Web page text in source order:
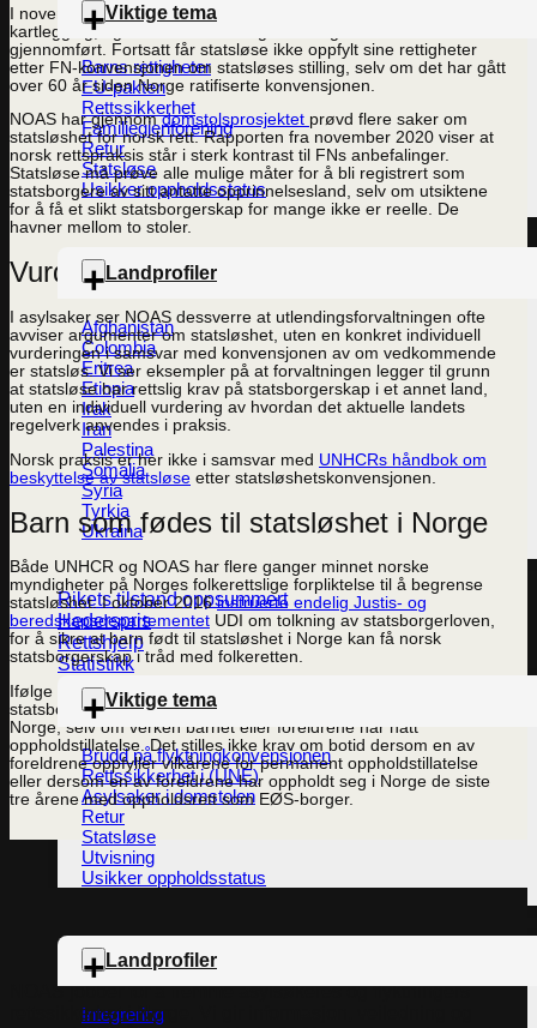
Viktige tema
Barns rettigheter
EU-pakten
Rettssikkerhet
Familiegjenforening
Retur
Statsløse
Usikker oppholdsstatus
Landprofiler
Afghanistan
Colombia
Eritrea
Etiopia
Irak
Iran
Palestina
Somalia
Syria
Tyrkia
Ukraina
Rikets tilstand oppsummert
Hederspris
Rettshjelp
Statistikk
Viktige tema
Brudd på flyktningkonvensjonen
Rettssikkerhet i (UNE)
Asylsaker i domstolen
Retur
Statsløse
Utvisning
Usikker oppholdsstatus
Landprofiler
Integrering
I november 2020 utga NOAS en
kartlegging, og viser at nødvendige endringer ikke er
gjennomført. Fortsatt får statsløse ikke oppfylt sine rettigheter
etter FN-konvensjonen om statsløses stilling, selv om det har gått
over 60 år siden Norge ratifiserte konvensjonen.
NOAS har gjennomdomstolsprosjektet prøvd flere saker om
statsløshet for norsk rett. Rapporten fra november 2020 viser at
norsk rettspraksis står i sterk kontrast til FNs anbefalinger.
Statsløse må prøve alle mulige måter for å bli registrert som
statsborgere av sitt antatte opprinnelsesland, selv om utsiktene
for å få et slikt statsborgerskap for mange ikke er reelle. De
havner mellom to stoler.
Vurderer ikke konvensjonen
I asylsaker ser NOAS dessverre at utlendingsforvaltningen ofte
avviser argumenter om statsløshet, uten en konkret individuell
vurderingen i samsvar med konvensjonen av om vedkommende
er statsløs. Vi ser eksempler på at forvaltningen legger til grunn
at statsløse har rettslig krav på statsborgerskap i et annet land,
uten en individuell vurdering av hvordan det aktuelle landets
regelverk anvendes i praksis.
Norsk praksis er her ikke i samsvar med UNHCRs håndbok om
beskyttelse av statsløse etter statsløshetskonvensjonen.
Barn som fødes til statsløshet i Norge
Både UNHCR og NOAS har flere ganger minnet norske
myndigheter på Norges folkerettslige forpliktelse til å begrense
statsløshet. I oktober 2016instruerte endelig Justis- og
beredskapsdepartementet UDI om tolkning av statsborgerloven,
for å sikre at barn født til statsløshet i Norge kan få norsk
statsborgerskap i tråd med folkeretten.
Ifølge instruksen har barn født til statsløshet rett til norsk
statsborgerskap etter tre års sammenhengende oppholdstid i
Norge, selv om verken barnet eller foreldrene har hatt
oppholdstillatelse. Det stilles ikke krav om botid dersom en av
foreldrene oppfyller vilkårene for permanent oppholdstillatelse
eller dersom en av foreldrene har oppholdt seg i Norge de siste
tre årene med oppholdsrett som EØS-borger.
NOAS jobber for å fremme asylsøkeres og flyktningers
rettssikkerhet i Norge. Vi gir informasjon, veiledning og